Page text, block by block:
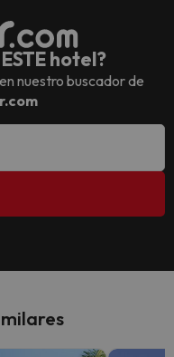
hotel?
nuestro buscador de